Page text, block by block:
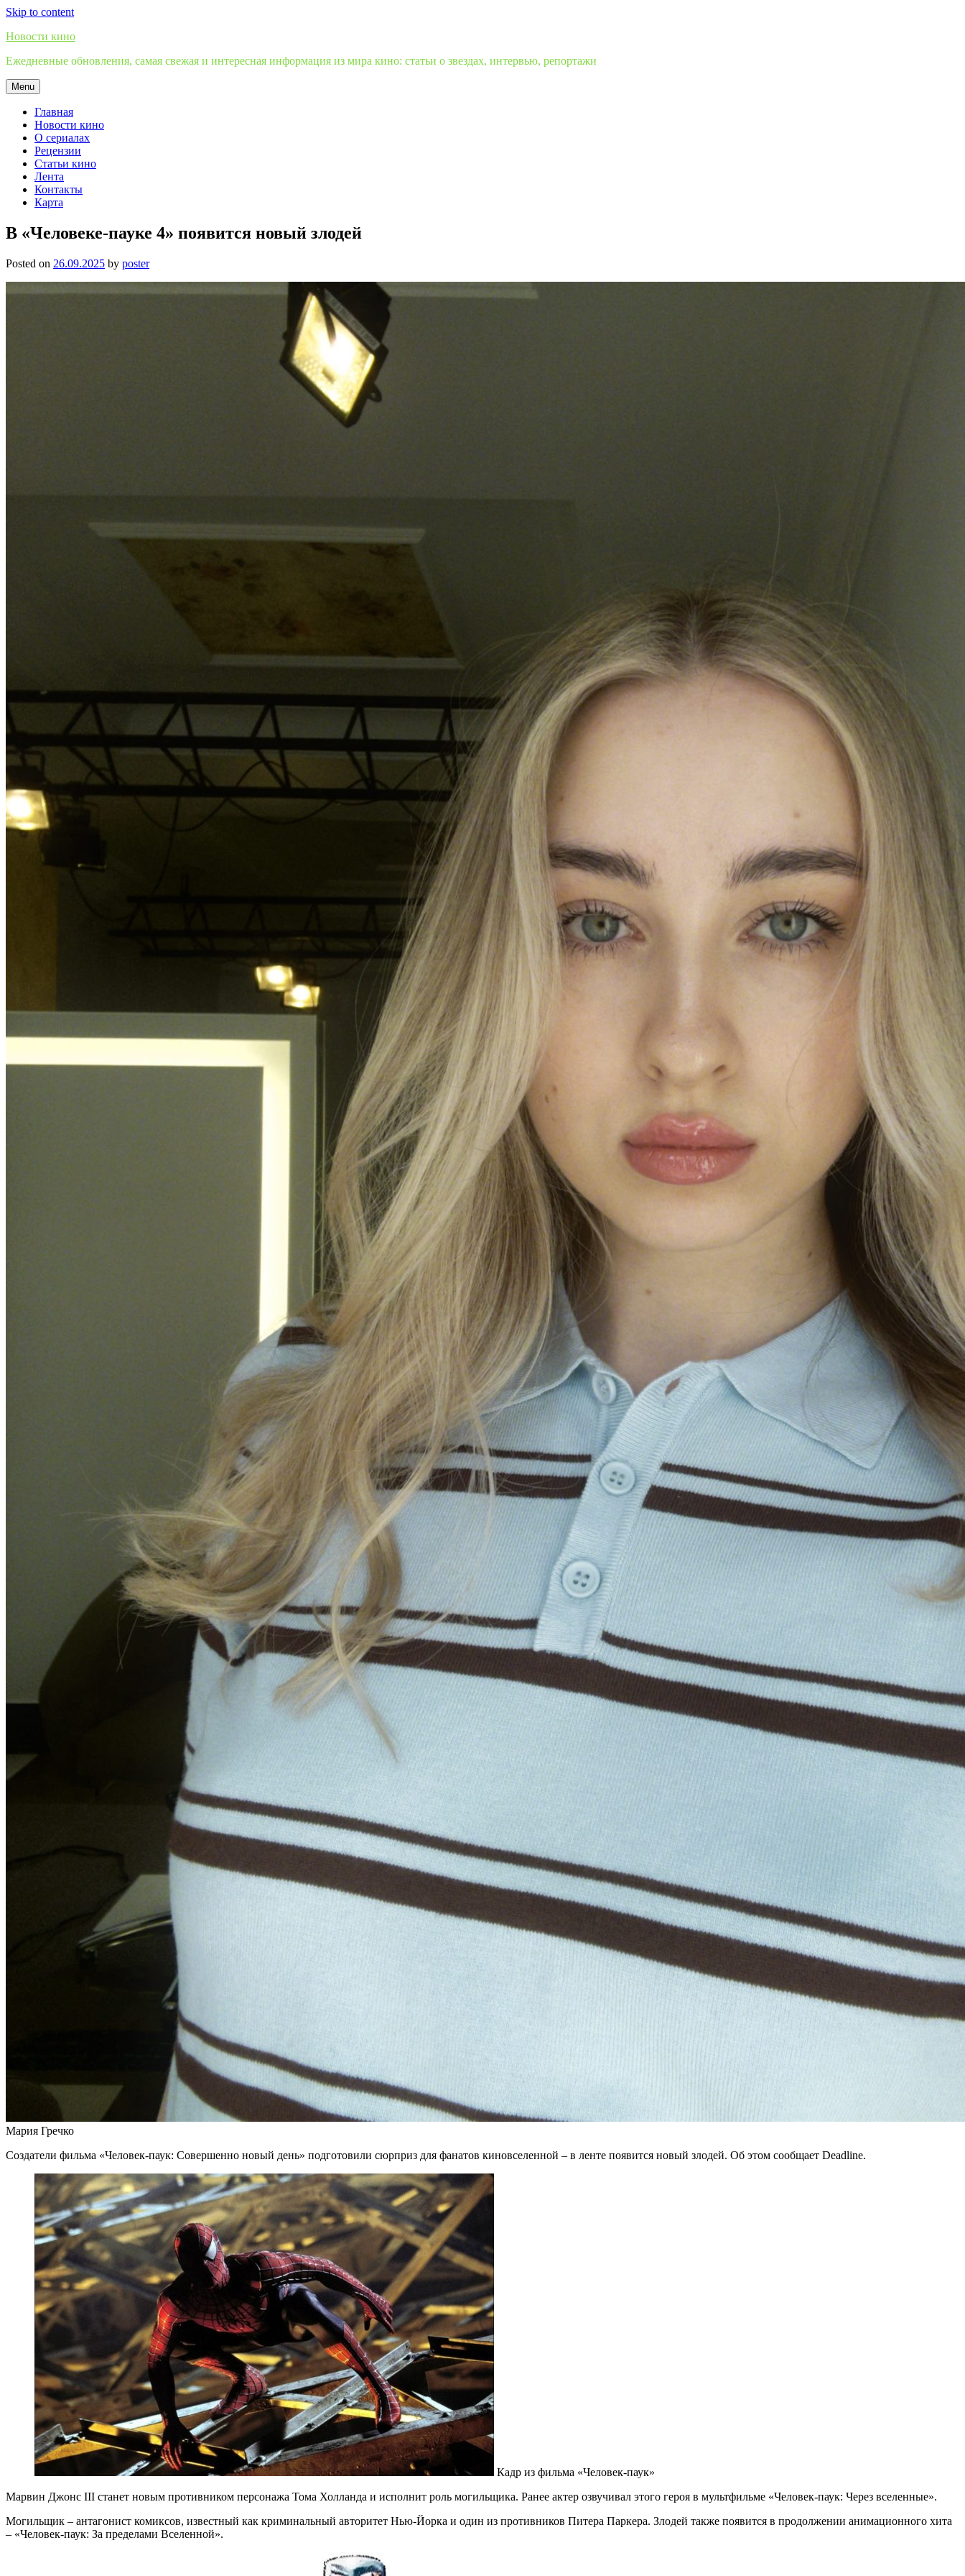
Skip to content
Новости кино
Ежедневные обновления, самая свежая и интересная информация из мира кино: статьи о звездах, интервью, репортажи
Menu
Главная
Новости кино
О сериалах
Рецензии
Статьи кино
Лента
Контакты
Карта
В «Человеке-пауке 4» появится новый злодей
Posted on 26.09.2025 by poster
Мария Гречко
Создатели фильма «Человек-паук: Совершенно новый день» подготовили сюрприз для фанатов киновселенной – в ленте появится новый злодей. Об этом сообщает Deadline.
Кадр из фильма «Человек-паук»
Марвин Джонс III станет новым противником персонажа Тома Холланда и исполнит роль могильщика. Ранее актер озвучивал этого героя в мультфильме «Человек-паук: Через вселенные».
Могильщик – антагонист комиксов, известный как криминальный авторитет Нью-Йорка и один из противников Питера Паркера. Злодей также появится в продолжении анимационного хита
– «Человек-паук: За пределами Вселенной».